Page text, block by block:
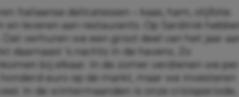
Italiaanse delicatessen – kaas, ham, olijfolie.
en leveren aan restaurants. Op Sardinië hebben
verhuren we een groot deel van het jaar aan
daarnaast ’s nachts in de havens. Zo
bij elkaar. In de zomer verdienen we per
honderd euro op de markt, maar we investeren
In de wintermaanden is onze crisisperiode,